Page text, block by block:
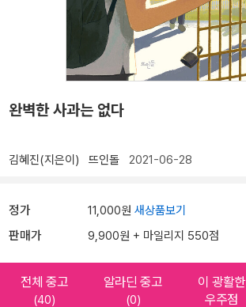
완벽한 사과는 없다
김혜진(지은이) 뜨인돌 2021-06-28
정가 11,000원 새상품보기
판매가 9,900원 + 마일리지 550점
전체 중고
(40)
알라딘 중고
(0)
이 광활한
우주점